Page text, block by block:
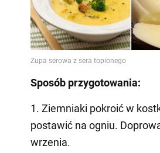
Sposób przygotowania:
1. Ziemniaki pokroić w
postawić na ogniu.
wrzenia.